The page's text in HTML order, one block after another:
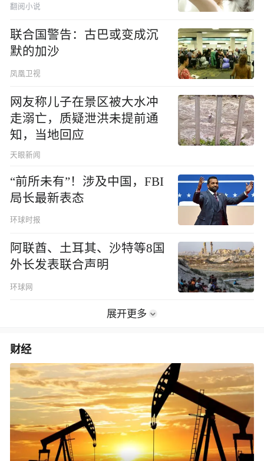
翻阅小说
联合国警告：古巴或变成沉
默的加沙
凤凰卫视
网友称儿子在景区被大水冲
走溺亡，质疑泄洪未提前通
知，当地回应
天眼新闻
“前所未有”！涉及中国，FBI
局长最新表态
环球时报
阿联酋、土耳其、沙特等8国
外长发表联合声明
环球网
展开更多
财经